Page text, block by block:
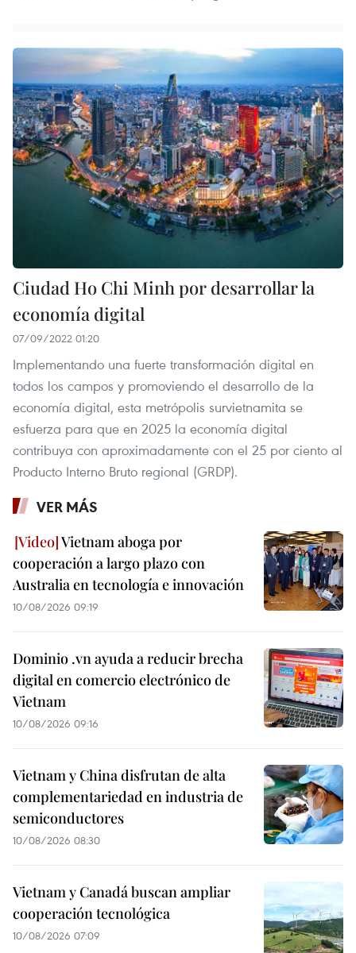
Ciudad Ho Chi Minh por desarrollar la
economía digital
07/09/2022 01:20
Implementando una fuerte transformación digital en
todos los campos y promoviendo el desarrollo de la
economía digital, esta metrópolis survietnamita se
esfuerza para que en 2025 la economía digital
contribuya con aproximadamente con el 25 por ciento al
Producto Interno Bruto regional (GRDP).
VER MÁS
Vietnam aboga por
cooperación a largo plazo con
Australia en tecnología e innovación
10/08/2026 09:19
Dominio .vn ayuda a reducir brecha
digital en comercio electrónico de
Vietnam
10/08/2026 09:16
Vietnam y China disfrutan de alta
complementariedad en industria de
semiconductores
10/08/2026 08:30
Vietnam y Canadá buscan ampliar
cooperación tecnológica
10/08/2026 07:09